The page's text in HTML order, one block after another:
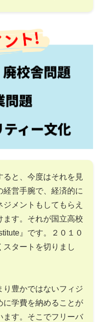
ると、今度はそれを見
営手腕で、経済的に
メントもしてもらえ
ます。それが国立高校
』です。２０１０
タートを切りまし
り豊かではないフィジ
に学費を納めることが
ます。そこでフリーバ